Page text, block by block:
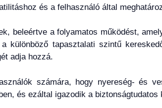
és a felhasználó által
beleértve a folyamatos működést,
különböző tapasztalati szintű
adja hozzá.
számára, hogy nyereség- és
és ezáltal igazodik a